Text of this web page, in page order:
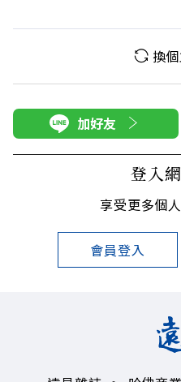
換
加好友
登入
享受更多個
會員登入